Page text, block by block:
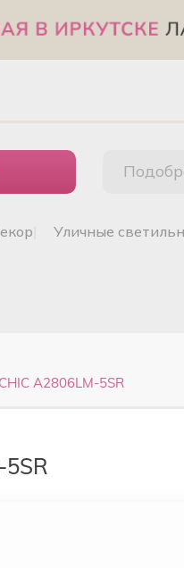
декор уличные
A2806LM-5SR